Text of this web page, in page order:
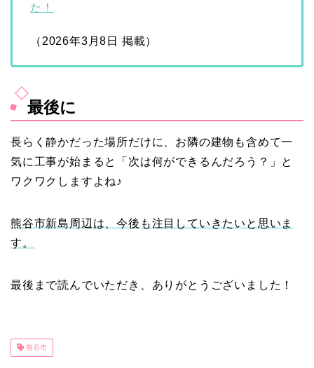
た！
（2026年3月8日 掲載）
最後に
長らく静かだった場所だけに、お隣の建物も含めて一
気に工事が始まると「次は何ができるんだろう？」と
ワクワクしますよね♪
熊谷市新島周辺は、今後も注目していきたいと思いま
す。
最後まで読んでいただき、ありがとうございました！
熊谷市